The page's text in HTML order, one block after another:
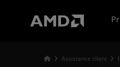
Assistance client